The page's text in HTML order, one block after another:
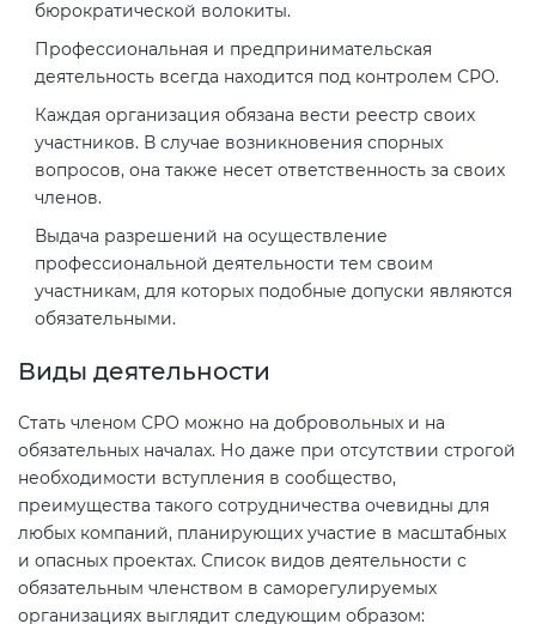
бюрократической волокиты.
Профессиональная и предпринимательская
деятельность всегда находится под контролем СРО.
Каждая организация обязана вести реестр своих
участников. В случае возникновения спорных
вопросов, она также несет ответственность за своих
членов.
Выдача разрешений на осуществление
профессиональной деятельности тем своим
участникам, для которых подобные допуски являются
обязательными.
Виды деятельности
Стать членом СРО можно на добровольных и на
обязательных началах. Но даже при отсутствии строгой
необходимости вступления в сообщество,
преимущества такого сотрудничества очевидны для
любых компаний, планирующих участие в масштабных
и опасных проектах. Список видов деятельности с
обязательным членством в саморегулируемых
организациях выглядит следующим образом: